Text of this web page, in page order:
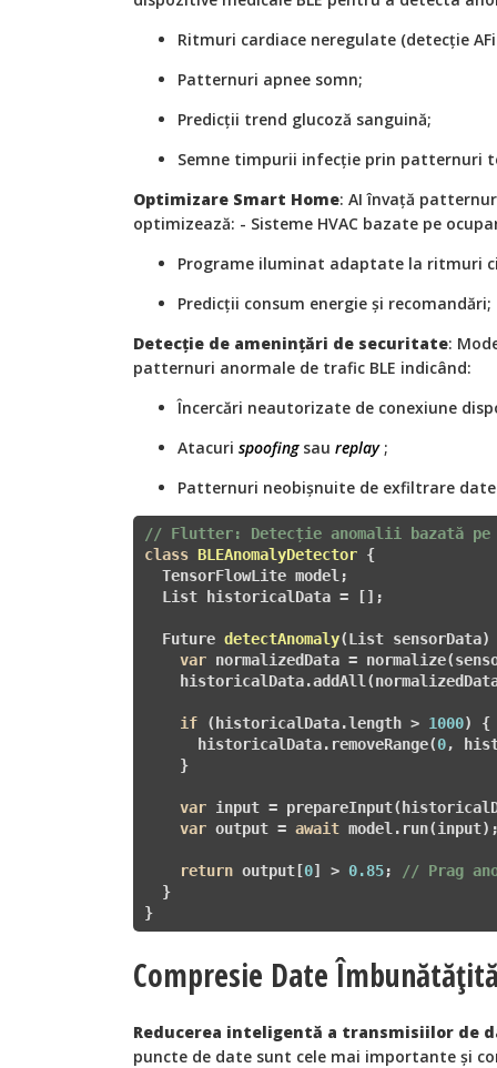
Ritmuri cardiace neregulate (detecție
Patternuri apnee somn;
Predicții trend glucoză sanguină;
Semne timpurii infecție prin patternuri
Optimizare Smart Home: AI învață
optimizează: - Sisteme HVAC bazate pe
Programe iluminat adaptate la ritmuri
Predicții consum energie și recomandări;
Detecție de amenințări de securitate:
patternuri anormale de trafic BLE indicând:
Încercări neautorizate de conexiune
Atacuri spoofingsau replay;
Patternuri neobișnuite de exfiltrare
// Flutter: Detecție anomalii bazată
class BLEAnomalyDetector {
  TensorFlowLite model;
  List
historicalData = [];
Future detectAnomaly(List sensorData)
var normalizedData =
if (historicalData.length > 1000) {
      historicalData.removeRange(
0,
    }
var input =
var output = await
return output[0] > 0.85;
// Prag
  }
}
Compresie Date
Reducerea inteligentă a transmisiilor de
puncte de date sunt cele mai importante și